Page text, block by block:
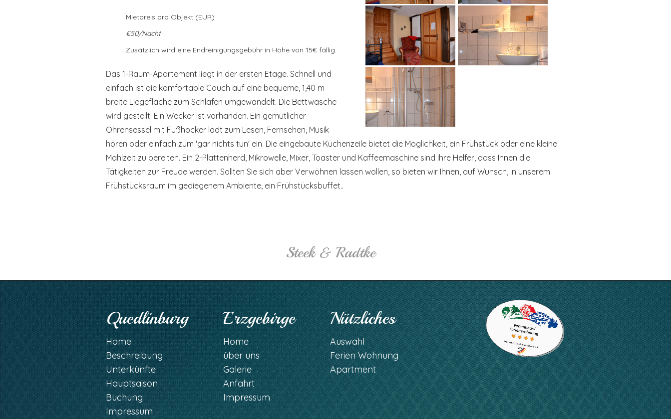
Mietpreis pro Objekt (EUR)
€50/Nacht
Zusätzlich wird eine Endreinigungsgebühr in Höhe von 15€ fällig.
Das 1-Raum-Apartement liegt in der ersten Etage. Schnell und
einfach ist die komfortable Couch auf eine bequeme, 1,40 m
breite Liegefläche zum Schlafen umgewandelt. Die Bettwäsche
wird gestellt. Ein Wecker ist vorhanden. Ein gemütlicher
Ohrensessel mit Fußhocker lädt zum Lesen, Fernsehen, Musik
hören oder einfach zum 'gar nichts tun' ein. Die eingebaute Küchenzeile bietet die Möglichkeit, ein Frühstück oder eine kleine
Mahlzeit zu bereiten. Ein 2-Plattenherd, Mikrowelle, Mixer, Toaster und Kaffeemaschine sind Ihre Helfer, dass Ihnen die
Tätigkeiten zur Freude werden. Sollten Sie sich aber Verwöhnen lassen wollen, so bieten wir Ihnen, auf Wunsch, in unserem
Frühstücksraum im gediegenem Ambiente, ein Frühstücksbuffet..
Steek & Radtke
Quedlinburg
Home
Beschreibung
Unterkünfte
Hauptsaison
Buchung
Impressum
Erzgebirge
Home
über uns
Galerie
Anfahrt
Impressum
Nützliches
Auswahl
Ferien Wohnung
Apartment